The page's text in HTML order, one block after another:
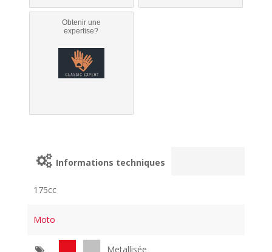
Obtenir une
expertise?
Informations techniques
175cc
Moto
Metallisée